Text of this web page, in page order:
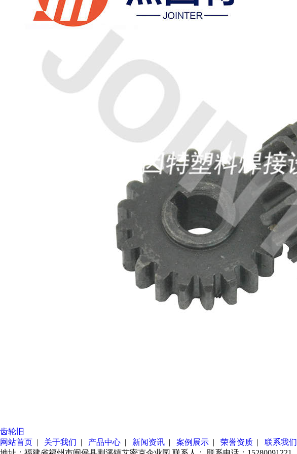
齿轮旧
网站首页 | 关于我们 | 产品中心 | 新闻资讯 | 案例展示 | 荣誉资质 | 联系我们